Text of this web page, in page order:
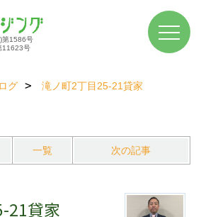
第1586号
11623号
グ 滝ノ町2丁目25-21貸家
一覧 次の記事
21貸家